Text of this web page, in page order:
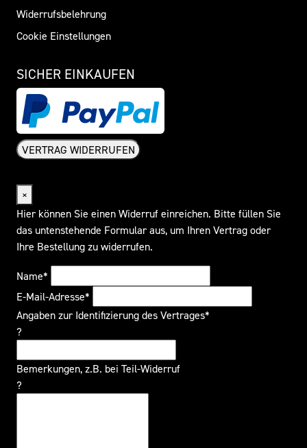
Widerrufsbelehrung
Cookie Einstellungen
SICHER EINKAUFEN
VERTRAG WIDERRUFEN
×
Hier können Sie einen Widerruf einreichen. Bitte füllen Sie
das untenstehende Formular aus, um Ihren Vertrag oder
Ihre Bestellung zu widerrufen.
Name*
E-Mail-Adresse*
Angaben zur Identifizierung des Vertrages*
?
Bemerkungen, z.B. bei Teil-Widerruf
?